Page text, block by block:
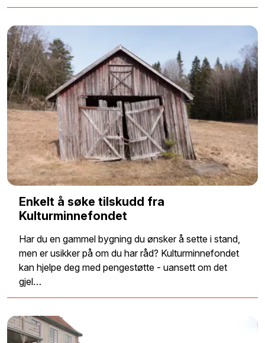
Enkelt å søke tilskudd fra
Kulturminnefondet
Har du en gammel bygning du ønsker å sette i stand,
men er usikker på om du har råd? Kulturminnefondet
kan hjelpe deg med pengestøtte - uansett om det
gjel…